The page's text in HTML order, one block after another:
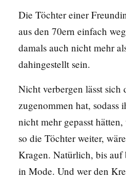
Die Töchter einer
aus den 70ern einfach
damals auch nicht mehr
dahingestellt sein.
Nicht verbergen lässt sich
zugenommen hat,
nicht mehr gepasst
so die Töchter weiter,
Kragen. Natürlich, bis auf
in Mode. Und wer den